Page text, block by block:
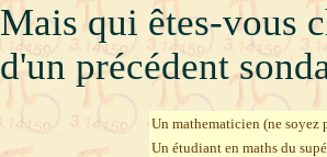
Mais qui êtes-vous
d'un précédent
Un mathematicien (ne soyez
Un étudiant en maths du